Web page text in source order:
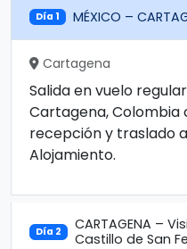
Día 1 MÉXICO –
Cartagena
Salida en vuelo
Cartagena, Colombia
recepción y traslado
Alojamiento.
Día 2
CARTAGENA –
Castillo de San